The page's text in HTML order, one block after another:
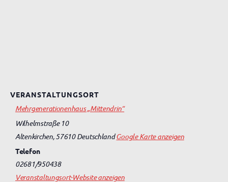
VERANSTALTUNGSORT
Mehrgenerationenhaus „Mittendrin“
Wilhelmstraße 10
Altenkirchen,57610 DeutschlandGoogle Karte anzeigen
Telefon
02681/950438
Veranstaltungsort-Website anzeigen